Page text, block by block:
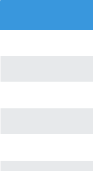
Bọc
Bọc răng sứ